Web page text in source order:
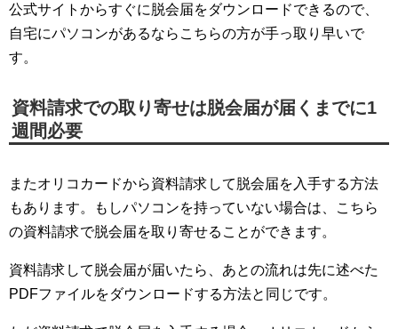
公式サイトからすぐに脱会届をダウンロードできるので、
自宅にパソコンがあるならこちらの方が手っ取り早いで
す。
資料請求での取り寄せは脱会届が届くまでに1
週間必要
またオリコカードから資料請求して脱会届を入手する方法
もあります。もしパソコンを持っていない場合は、こちら
の資料請求で脱会届を取り寄せることができます。
資料請求して脱会届が届いたら、あとの流れは先に述べた
PDFファイルをダウンロードする方法と同じです。